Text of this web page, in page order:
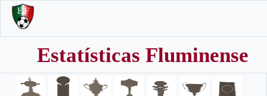
Estatísticas Fluminense